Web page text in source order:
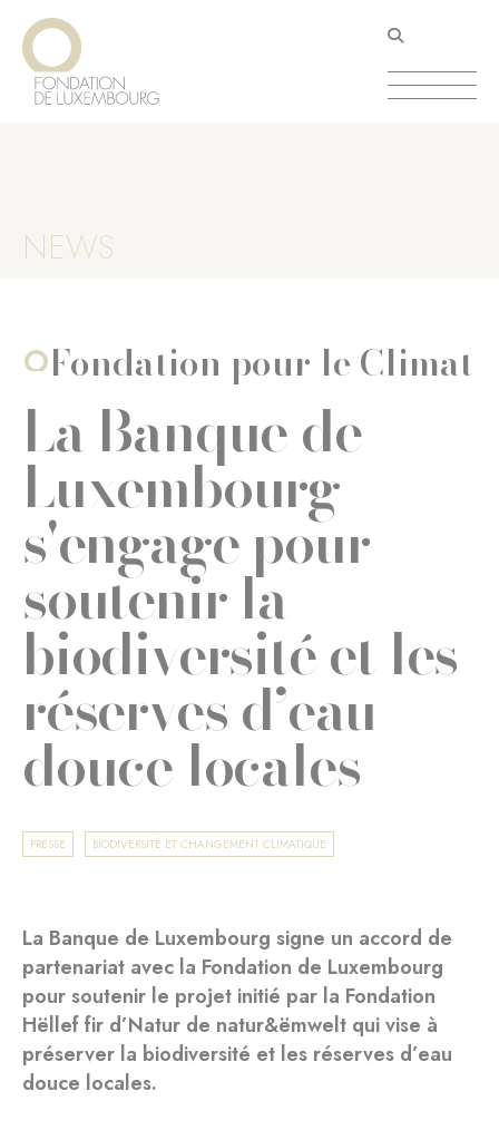
Aller
contenu
principal
NEWS
Fondation pour le Climat
La Banque de
Luxembourg
s'engage pour
soutenir la
biodiversité et les
réserves d’eau
douce locales
PRESSE BIODIVERSITÉ ET CHANGEMENT CLIMATIQUE
La Banque de Luxembourg signe un accord de
partenariat avec la Fondation de Luxembourg
pour soutenir le projet initié par la Fondation
Hëllef fir d’Natur de natur&ëmwelt qui vise à
préserver la biodiversité et les réserves d’eau
douce locales.
Panneau de gestion des cookies